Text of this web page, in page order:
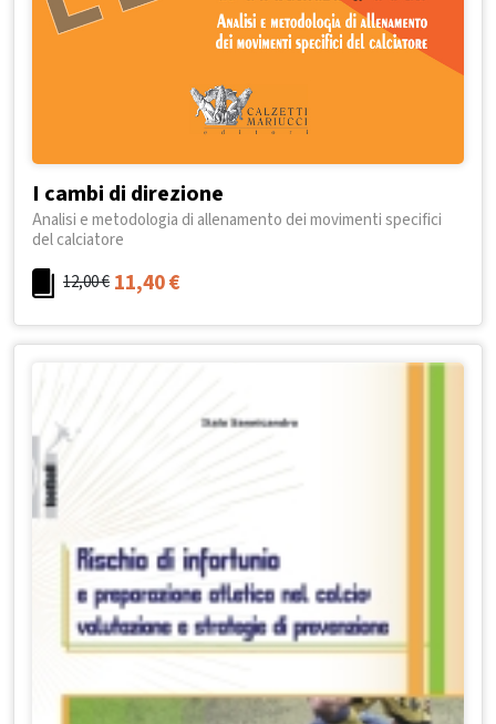
I cambi di direzione
Analisi e metodologia di allenamento dei movimenti specifici
del calciatore
12,00€ 11,40€